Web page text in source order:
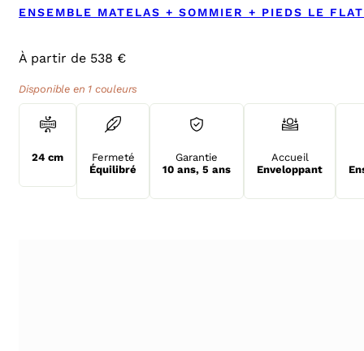
ENSEMBLE MATELAS + SOMMIER + PIEDS LE
À partir de 538 €
Disponible en 1 couleurs
24 cm
Fermeté
Équilibré
Garantie
10 ans, 5 ans
Accueil
Enveloppant